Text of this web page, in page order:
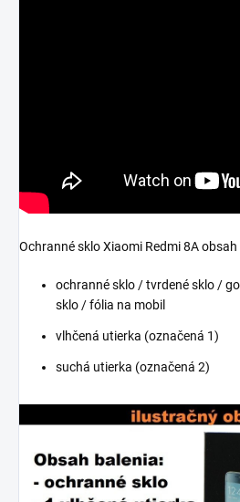
Ochranné sklo Xiaomi Redmi 8A obsah
ochranné sklo / tvrdené sklo /
sklo / fólia na mobil
vlhčená utierka (označená 1)
suchá utierka (označená 2)